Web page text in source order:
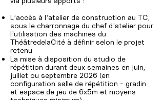
L’accès à l’atelier de construction au TC,
sous le charronnage du chef d’atelier pour
l’utilisation des machines du
ThéâtredelaCité à définir selon le projet
retenu
La mise à disposition du studio de
répétition durant deux semaines en juin,
juillet ou septembre 2026 (en
configuration salle de répétition - gradin
et espace de jeu de 6x5m et moyens